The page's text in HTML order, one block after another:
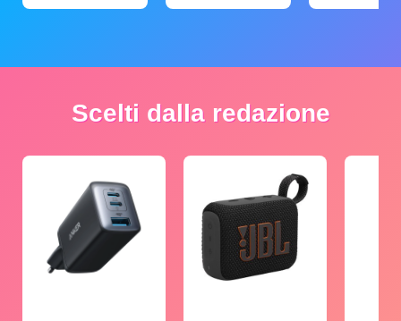
Scelti dalla redazione